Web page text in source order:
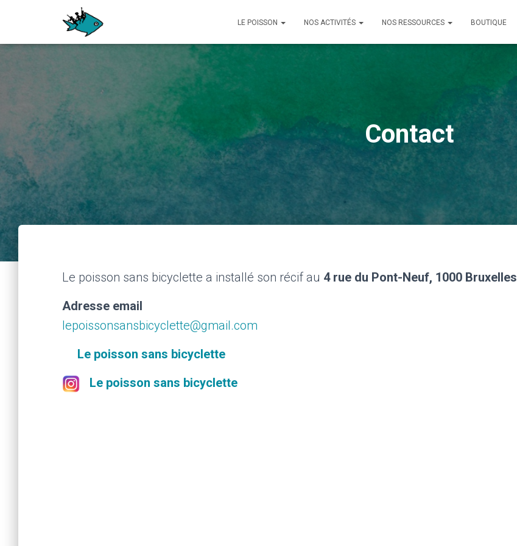
LE POISSON NOS ACTIVITÉS NOS RESSOURCES BOUTIQUE
Contact
Le poisson sans bicyclette a installé son récif au 4 rue du Pont-Neuf, 1000 Bruxelles
Adresse email
lepoissonsansbicyclette@gmail.com
Le poisson sans bicyclette
Le poisson sans bicyclette